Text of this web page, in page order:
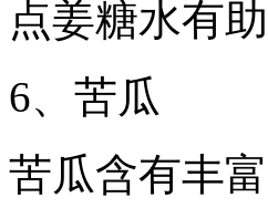
点姜糖水有
6、苦瓜
苦瓜含有丰